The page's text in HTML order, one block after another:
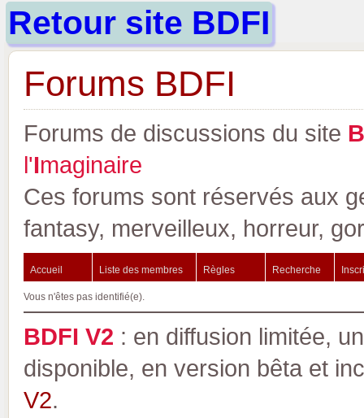
Retour site BDFI
Forums BDFI
Forums de discussions du site B
l'Imaginaire
Ces forums sont réservés aux
fantasy, merveilleux, horreur,
Accueil Liste des membres Règles Recherche
Vous n'êtes pas identifié(e).
BDFI V2 : en diffusion limitée,
disponible, en version bêta et
V2.